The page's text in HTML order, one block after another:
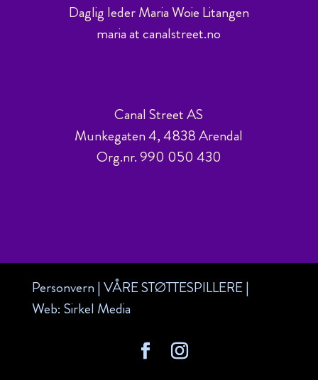
Daglig leder Maria Woie Litangen
maria at canalstreet.no
Canal Street AS
Munkegaten 4, 4838 Arendal
Org.nr. 990 050 430
Personvern|VÅRE STØTTESPILLERE|
Web: Sirkel Media